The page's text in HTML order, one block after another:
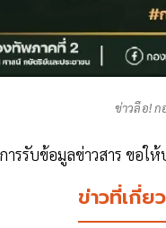
ข่าวลือ! ก
ารรับข้อมูลข่าวสาร ขอใ
ข่าวที่เกี่ย